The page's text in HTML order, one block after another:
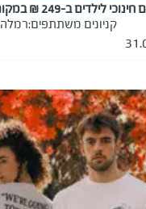
ב-249 ₪ במקום 299 ₪
קניונים משתתפים:רמלה